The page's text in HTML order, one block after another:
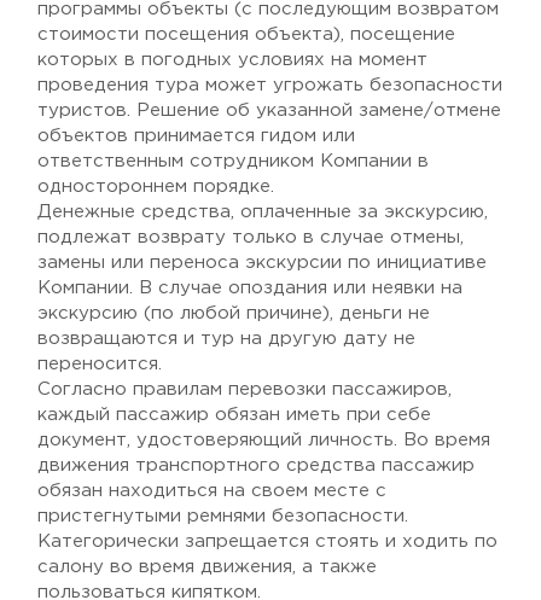
программы объекты (с последующим возвратом
стоимости посещения объекта), посещение
которых в погодных условиях на момент
проведения тура может угрожать безопасности
туристов. Решение об указанной замене/отмене
объектов принимается гидом или
ответственным сотрудником Компании в
одностороннем порядке.
Денежные средства, оплаченные за экскурсию,
подлежат возврату только в случае отмены,
замены или переноса экскурсии по инициативе
Компании. В случае опоздания или неявки на
экскурсию (по любой причине), деньги не
возвращаются и тур на другую дату не
переносится.
Согласно правилам перевозки пассажиров,
каждый пассажир обязан иметь при себе
документ, удостоверяющий личность. Во время
движения транспортного средства пассажир
обязан находиться на своем месте с
пристегнутыми ремнями безопасности.
Категорически запрещается стоять и ходить по
салону во время движения, а также
пользоваться кипятком.